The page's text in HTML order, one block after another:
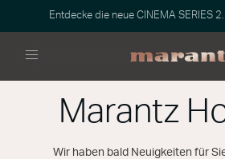
Entdecke die neue CINEMA SERIES 2.
Marantz
Wir haben bald Neuigkeiten für